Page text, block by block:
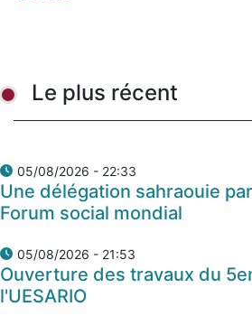
Le plus récent
05/08/2026 - 22:33
Une délégation sahraouie
Forum social mondial
05/08/2026 - 21:53
Ouverture des travaux du
l'UESARIO